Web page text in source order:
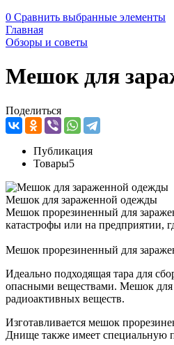
0 Сравнить выбранные элементы
Главная
Обзоры и советы
Мешок для
Поделиться
Публикация
Товары5
Мешок для зараженной одежды
Мешок прорезиненный для
катастрофы или на предприятии,
Мешок прорезиненный для
Идеально подходящая тара для
опасными веществами. Мешок для
радиоактивных веществ.
Изготавливается мешок
Днище также имеет специальную